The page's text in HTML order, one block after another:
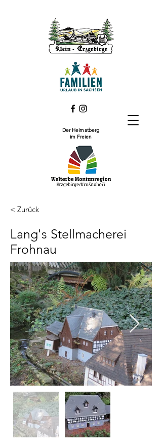
Der Heimatberg
im Freien
< Zurück
Lang's Stellmacherei
Frohnau